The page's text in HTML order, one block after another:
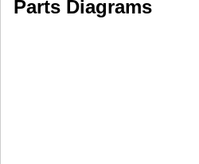
Parts Diagrams